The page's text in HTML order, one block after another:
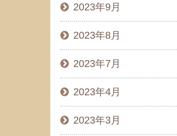
2023年9月
2023年8月
2023年7月
2023年4月
2023年3月